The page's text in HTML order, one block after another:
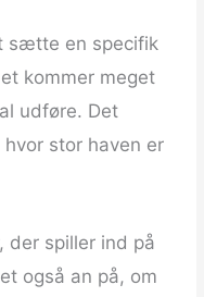
sætte en specifik
kommer meget
udføre. Det
stor haven er
der spiller ind på
også an på, om